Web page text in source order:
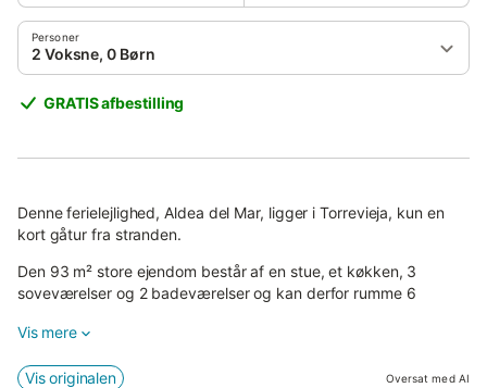
Personer
2 Voksne, 0 Børn
GRATIS afbestilling
Denne ferielejlighed, Aldea del Mar, ligger i Torrevieja, kun en
kort gåtur fra stranden.
Den 93 m² store ejendom består af en stue, et køkken, 3
soveværelser og 2 badeværelser og kan derfor rumme 6
vaskemaskine.
Vis mere
Vis originalen Oversat med AI